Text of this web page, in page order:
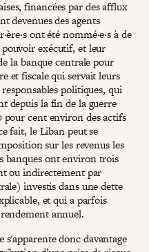
financées par des afflux
devenues des agents
ont été nommé·e·s à de
exécutif, et leur
la banque centrale pour
et fiscale qui servait leurs
politiques, qui
depuis la fin de la guerre
cent environ des actifs
fait, le Liban peut se
sur les revenus les
banques ont environ trois
ou indirectement par
investis dans une dette
et qui a parfois
annuel.
s'apparente donc davantage